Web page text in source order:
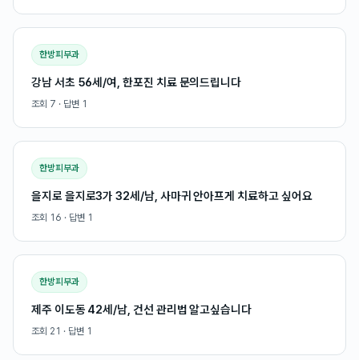
한방피부과
강남 서초 56세/여, 한포진 치료 문의드립니다
조회 7 · 답변 1
한방피부과
을지로 을지로3가 32세/남, 사마귀 안아프게 치료하고 싶어요
조회 16 · 답변 1
한방피부과
제주 이도동 42세/남, 건선 관리법 알고싶습니다
조회 21 · 답변 1